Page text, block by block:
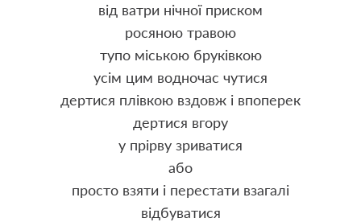
від ватри нічної приском
росяною травою
тупо міською бруківкою
усім цим водночас чутися
дертися плівкою вздовж і впоперек
дертися вгору
у прірву зриватися
або
просто взяти і перестати взагалі
відбуватися